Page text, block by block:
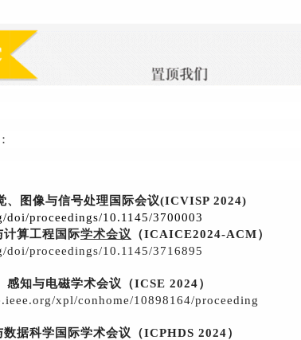
、图像与信号处理国际会议(ICVISP 2024)
doi/proceedings/10.1145/3700003
计算工程 国际学术会议
（ICAICE2024-ACM）
doi/proceedings/10.1145/3716895
感知与电磁学术会议（ICSE 2024）
xpl/conhome/10898164/proceeding
据科学国际学术会议（ICPHDS 2024）